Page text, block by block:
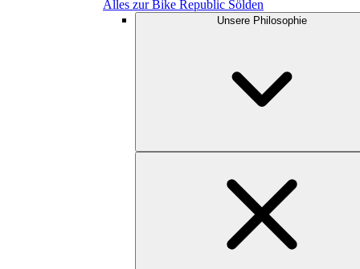
Alles zur Bike Republic Sölden
Unsere Philosophie